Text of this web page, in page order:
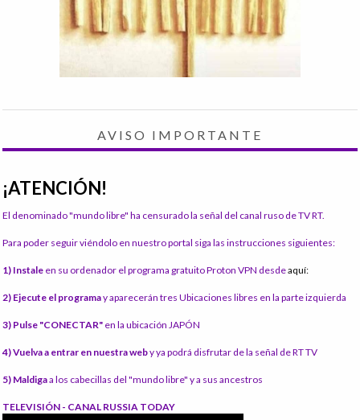
AVISO IMPORTANTE
¡ATENCIÓN!
El denominado "mundo libre" ha censurado la señal del canal ruso de TV RT.
Para poder seguir viéndolo en nuestro portal siga las instrucciones siguientes:
1) Instale en su ordenador el programa gratuito Proton VPN desdeaquí:
2) Ejecute el programay aparecerán tres Ubicaciones libres en la parte izquierda
3) Pulse "CONECTAR" en la ubicación JAPÓN
4) Vuelva a entrar en nuestra weby ya podrá disfrutar de la señal de RT TV
5) Maldigaa los cabecillas del "mundo libre" y a sus ancestros
TELEVISIÓN - CANAL RUSSIA TODAY